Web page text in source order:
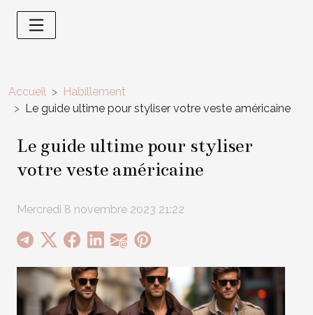
Accueil
Habillement
Le guide ultime pour styliser votre veste américaine
Le guide ultime pour styliser
votre veste américaine
Mercredi 8 novembre 2023 21:22